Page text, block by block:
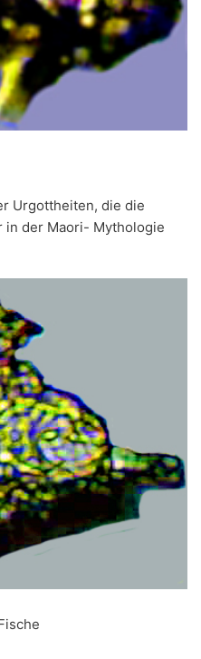
Urgottheiten, die die
in der Maori- Mythologie